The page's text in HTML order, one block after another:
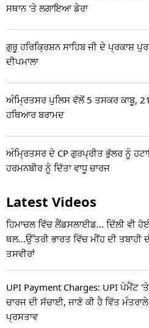
ਸਥਾਨ 'ਤੇ ਲਗਾਇਆ ਡੇਰਾ
ਗੁਰੂ ਹਰਿਕ੍ਰਿਸ਼ਨ ਸਾਹਿਬ ਜੀ ਦੇ ਪ੍ਰਕਾਸ਼
ਦੀਪਮਾਲਾ
ਅੰਮ੍ਰਿਤਸਰ ਪੁਲਿਸ ਵੱਲੋਂ 5 ਤਸਕਰ ਕਾਬੂ,
ਹਥਿਆਰ ਬਰਾਮਦ
ਅੰਮ੍ਰਿਤਸਰ ਦੇ CP ਗੁਰਪ੍ਰੀਤ ਭੁੱਲਰ ਨੂੰ
ਹਰਮਨਬੀਰ ਨੂੰ ਦਿੱਤਾ ਵਾਧੂ ਚਾਰਜ
Latest Videos
ਹਿਮਾਚਲ ਵਿੱਚ ਲੈਂਡਸਲਾਈਡ... ਦਿੱਲੀ ਵੀ
ਥਲ...ਉੱਤਰੀ ਭਾਰਤ ਵਿੱਚ ਮੀਂਹ ਦੀ ਤਬਾਹੀ
ਤਸਵੀਰਾਂ
UPI Payment Charges: UPI ਪੇਮੈਂਟ
ਚਾਰਜ ਦੀ ਸੱਚਾਈ, ਜਾਣੋ ਕੀ ਹੈ ਵਿੱਤ ਮੰਤਰਾਲੇ
ਪ੍ਰਸਤਾਵ